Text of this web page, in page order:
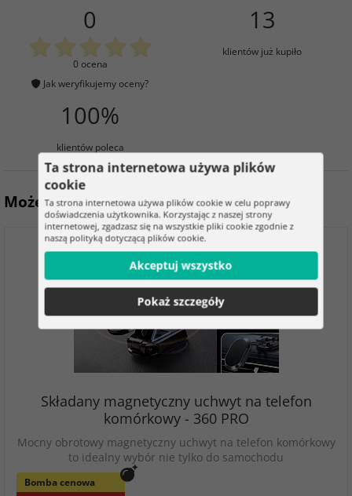
0
0 ocena
Jak weryfikujemy oceny?
13
klientów już kupiło
100%
klientów poleca
Może się przydać
Składany magnetyczny uchwyt na telefon
komórkowy - 360 PRO
Mocny obrotowy magnetyczny uchwyt na telefon komórkowy
to idealny wybór nie tylko do samochodu
Bomba cenowa
Ta strona internetowa używa plików
cookie
Ta strona internetowa używa plików cookie w celu poprawy
doświadczenia użytkownika. Korzystając z naszej strony
internetowej, zgadzasz się na wszystkie pliki cookie zgodnie z
naszą polityką dotyczącą plików cookie.
Akceptuj wszystko
Pokaż szczegóły